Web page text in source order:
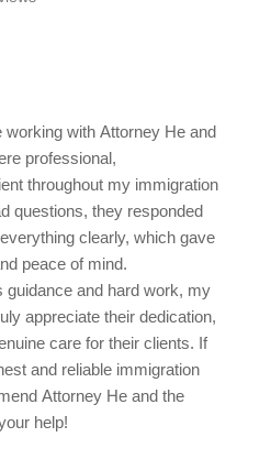
working with Attorney He and
professional,
throughout my immigration
questions, they responded
clearly, which gave
peace of mind.
guidance and hard work, my
appreciate their dedication,
care for their clients. If
and reliable immigration
Attorney He and the
help!